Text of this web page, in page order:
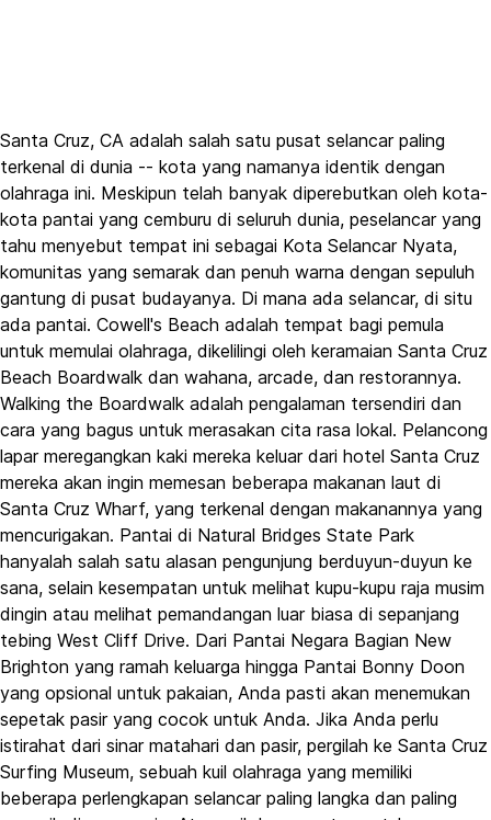
Santa Cruz, CA adalah salah satu pusat selancar paling
terkenal di dunia -- kota yang namanya identik dengan
olahraga ini. Meskipun telah banyak diperebutkan oleh kota-
kota pantai yang cemburu di seluruh dunia, peselancar yang
tahu menyebut tempat ini sebagai Kota Selancar Nyata,
komunitas yang semarak dan penuh warna dengan sepuluh
gantung di pusat budayanya. Di mana ada selancar, di situ
ada pantai. Cowell's Beach adalah tempat bagi pemula
untuk memulai olahraga, dikelilingi oleh keramaian Santa Cruz
Beach Boardwalk dan wahana, arcade, dan restorannya.
Walking the Boardwalk adalah pengalaman tersendiri dan
cara yang bagus untuk merasakan cita rasa lokal. Pelancong
lapar meregangkan kaki mereka keluar dari hotel Santa Cruz
mereka akan ingin memesan beberapa makanan laut di
Santa Cruz Wharf, yang terkenal dengan makanannya yang
mencurigakan. Pantai di Natural Bridges State Park
hanyalah salah satu alasan pengunjung berduyun-duyun ke
sana, selain kesempatan untuk melihat kupu-kupu raja musim
dingin atau melihat pemandangan luar biasa di sepanjang
tebing West Cliff Drive. Dari Pantai Negara Bagian New
Brighton yang ramah keluarga hingga Pantai Bonny Doon
yang opsional untuk pakaian, Anda pasti akan menemukan
sepetak pasir yang cocok untuk Anda. Jika Anda perlu
istirahat dari sinar matahari dan pasir, pergilah ke Santa Cruz
Surfing Museum, sebuah kuil olahraga yang memiliki
beberapa perlengkapan selancar paling langka dan paling